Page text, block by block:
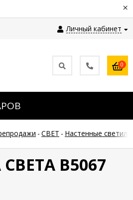
×
Личный кабинет
0
- СВЕТ - Настенные
B5067